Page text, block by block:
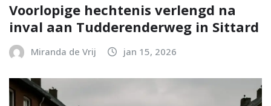
Voorlopige hechtenis verlengd na
inval aan Tudderenderweg in Sittard
Miranda de Vrij jan 15, 2026